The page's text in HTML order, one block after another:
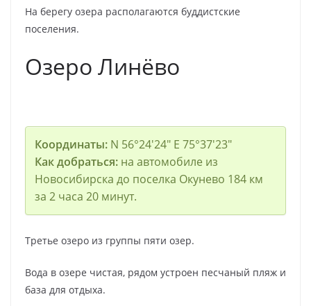
На берегу озера располагаются буддистские
поселения.
Озеро Линёво
Координаты:N 56°24′24″ E 75°37′23″
Как добраться:на автомобиле из
Новосибирска до поселка Окунево 184 км
за 2 часа 20 минут.
Третье озеро из группы пяти озер.
Вода в озере чистая, рядом устроен песчаный пляж и
база для отдыха.